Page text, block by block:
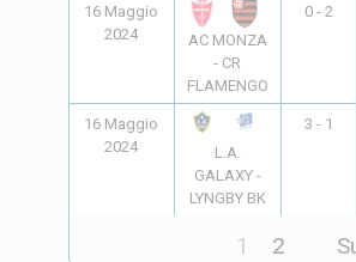
16 Maggio
2024
AC MONZA
- CR
FLAMENGO
0 - 2
16 Maggio
2024
L.A.
GALAXY -
LYNGBY BK
3 - 1
1 2